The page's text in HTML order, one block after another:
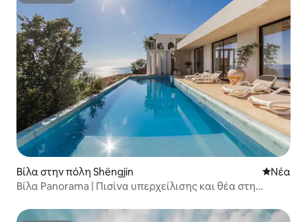
Βίλα στην πόλη Shëngjin Νέος
Νέα
Βίλα Panorama | Πισίνα υπερχείλισης και θέα στη